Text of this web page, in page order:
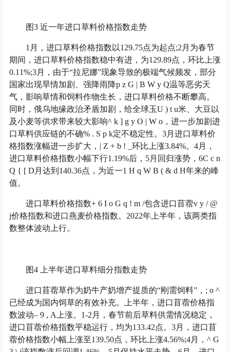
图3 近一年进口草料价格指数走势
1月，进口草料价格指数以129.75点为起点;2月为春节
期间，进口草料价格指数稳中有进，为129.89点，环比上涨
0.11%;3月，由于“拉尼娜”现象导致的极端气候频发，部分
国家出现旱情加剧、强降雨降p z G | B W y Q温等恶劣天
气，影响草情和饲料作物生长，进口草料价格不断攀高。
同时，俄乌地缘政治矛盾加剧，给全球玉U ) t u米、大豆以
及小麦等供求带来较大影响^ k ] g y O | W o ，进一步加剧进
口草料供应链的不确% . S p k定不稳定性。3月进口草料价
格指数涨幅进一步扩大， | Z + b ! _ 环比上涨3.84%。4月，
进口草料价格指数小幅下行1.19%后，5月回归涨势，6C c n
Q { [ D 月达到140.36点，为近一1 H q W B ( & d H年来的峰
值。
进口草料价格指数+ 6 I o G q ! m /包含进口苜蓿v y / @
j价格指数和进口燕麦价格指数。2022年上半年，该两类指
数整体波动上行。
图4 上半年进口草料细分指数走势
进口苜蓿草作为奶牛产奶增产提质的“刚需饲料”， ; o ^
已经成为国内饲草的有效补充。上半年，进口苜蓿价格指
数波动– 9 , A 上涨。1-2月，春节前后草料供需情况稳定，
进口苜蓿价格指数平稳运行，均为133.42点。3月，进口苜
蓿价格指数小幅上涨至139.50点，环比上涨4.56%;4月， ^ G